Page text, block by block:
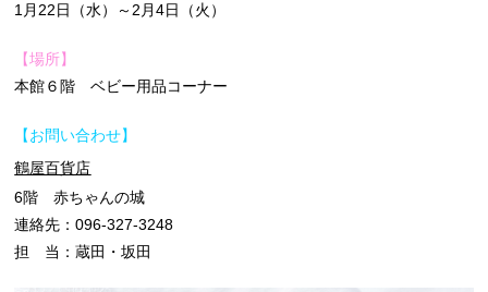
1月22日（水）～2月4日（火）
【場所】
本館６階 ベビー用品コーナー
【お問い合わせ】
鶴屋百貨店
6階 赤ちゃんの城
連絡先：096-327-3248
担 当：蔵田・坂田